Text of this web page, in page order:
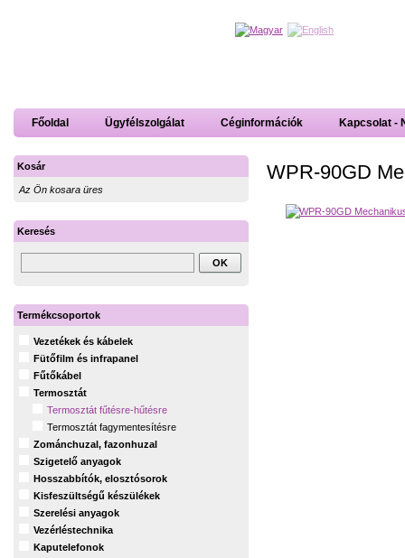
Főoldal Ügyfélszolgálat Céginformációk Kapcsolat -
WPR-90GD
Kosár
Az Ön kosara üres
Keresés
Termékcsoportok
Vezetékek és kábelek
Fütőfilm és infrapanel
Fűtőkábel
Termosztát
Termosztát fűtésre-hűtésre
Termosztát fagymentesítésre
Zománchuzal, fazonhuzal
Szigetelő anyagok
Hosszabbítók, elosztósorok
Kisfeszültségű készülékek
Szerelési anyagok
Vezérléstechnika
Kaputelefonok